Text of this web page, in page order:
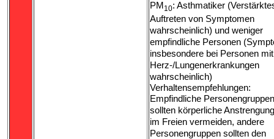
PM 10: Asthmatiker
Auftreten von Symptomen
wahrscheinlich) und weniger
empfindliche Personen
insbesondere bei Personen mit
Herz-/Lungenerkrankungen
wahrscheinlich)
Verhaltensempfehlungen:
Empfindliche
sollten körperliche
im Freien vermeiden, andere
Personengruppen sollten den